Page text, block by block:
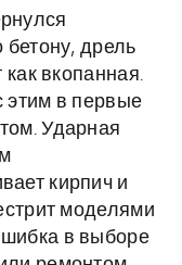
бетону, дрель
как вкопанная.
этим в первые
Ударная
кирпич и
моделями
в выборе